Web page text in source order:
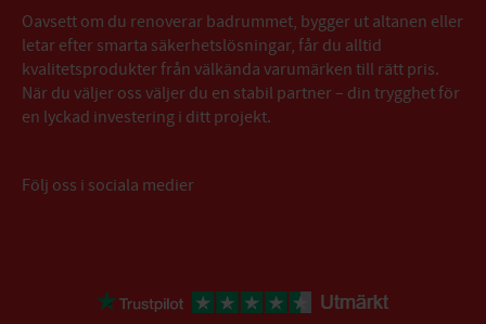
Oavsett om du renoverar badrummet, bygger ut altanen eller
letar efter smarta säkerhetslösningar, får du alltid
kvalitetsprodukter från välkända varumärken till rätt pris.
När du väljer oss väljer du en stabil partner – din trygghet för
en lyckad investering i ditt projekt.
Följ oss i sociala medier